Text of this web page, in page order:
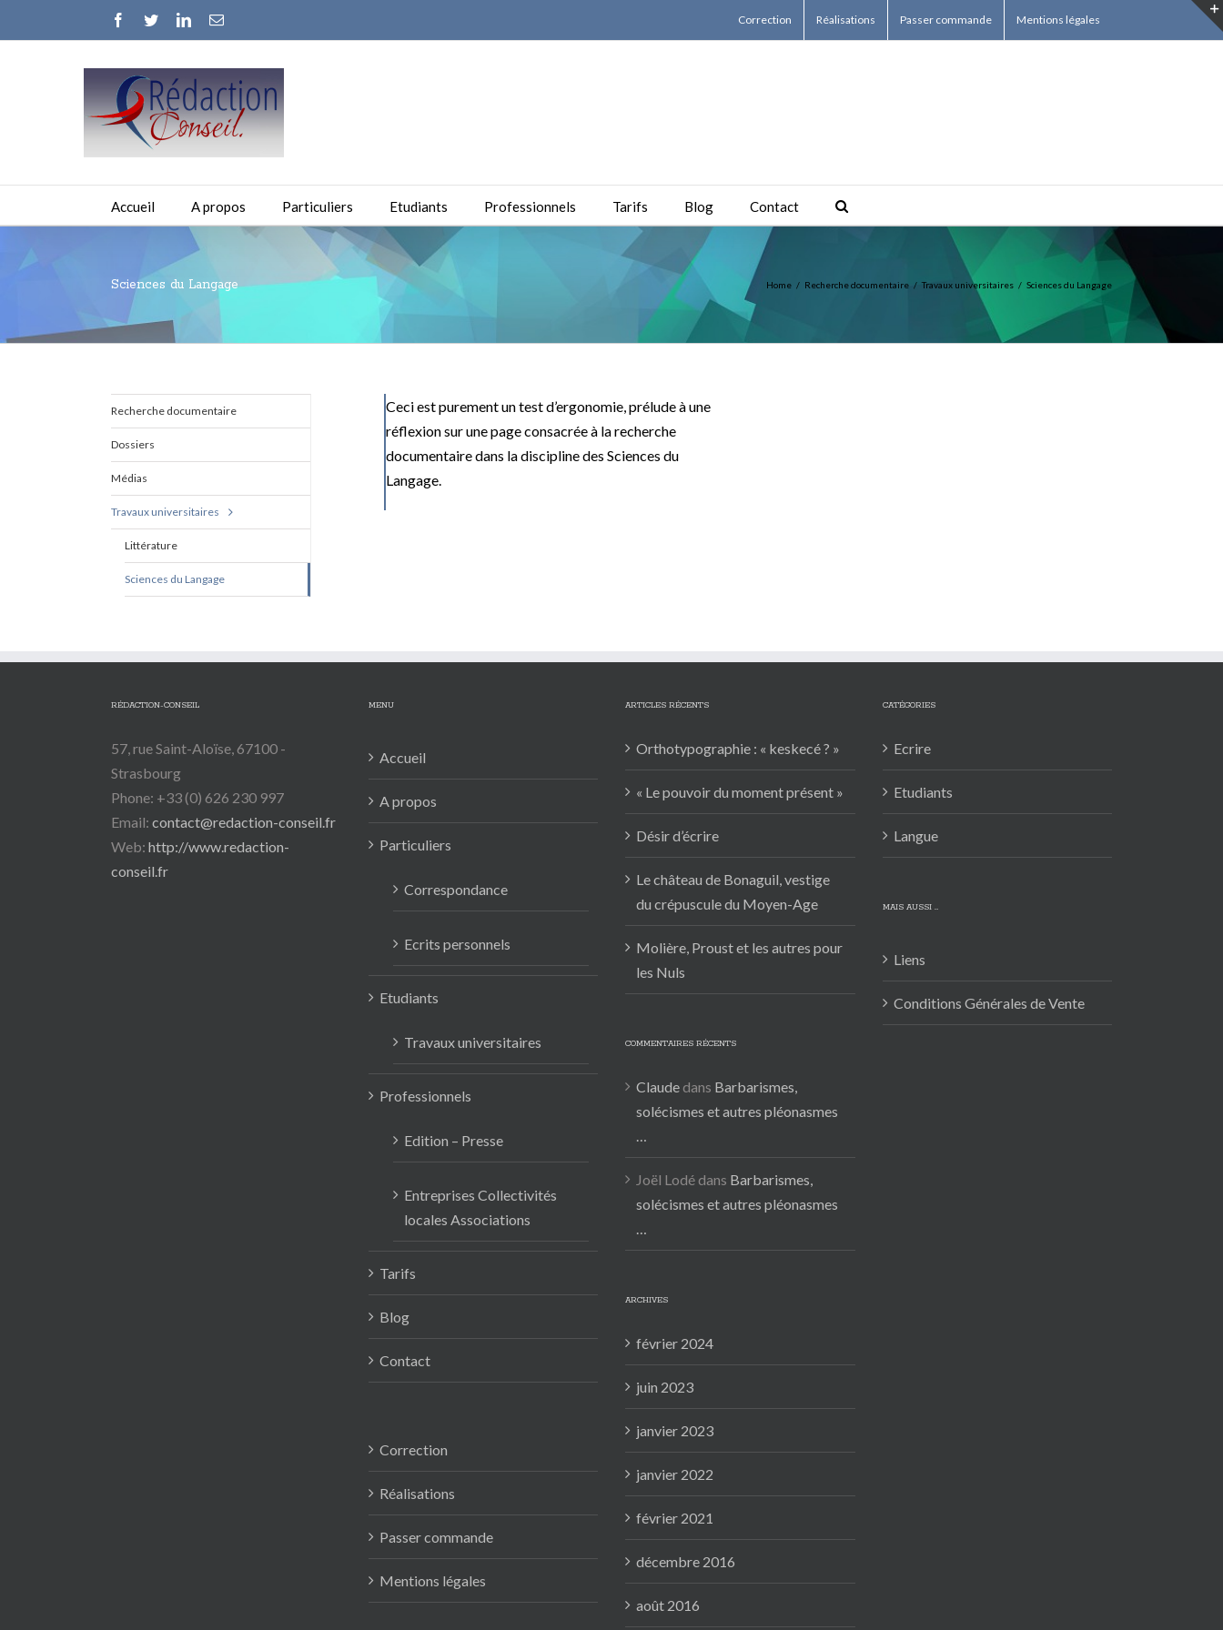
Facebook
TwitterLinkedinEmail Correction Réalisations Passer commande Mentions légales
Accueil A propos Particuliers Etudiants Professionnels Tarifs Blog Contact
Sciences du Langage Home / Recherche documentaire / Travaux universitaires / Sciences du Langage
Ceci est purement un test d’ergonomie, prélude à une
réflexion sur une page consacrée à la recherche
documentaire dans la discipline des Sciences du
Langage.
Recherche documentaire
Dossiers
Médias
Travaux universitaires
Littérature
Sciences du Langage
RÉDACTION-CONSEIL
57, rue Saint-Aloïse, 67100 -
Strasbourg
Phone: +33 (0) 626 230 997
Email: contact@redaction-conseil.fr
Web: http://www.redaction-
conseil.fr
MENU
Accueil
A propos
Particuliers
Correspondance
Ecrits personnels
Etudiants
Travaux universitaires
Professionnels
Edition – Presse
Entreprises Collectivités
locales Associations
Tarifs
Blog
Contact
Correction
Réalisations
Passer commande
Mentions légales
ARTICLES RÉCENTS
Orthotypographie : « keskecé ? »
« Le pouvoir du moment présent »
Désir d’écrire
Le château de Bonaguil, vestige
du crépuscule du Moyen-Age
Molière, Proust et les autres pour
les Nuls
COMMENTAIRES RÉCENTS
Claude dans Barbarismes,
solécismes et autres pléonasmes
…
Joël Lodé dans Barbarismes,
solécismes et autres pléonasmes
…
ARCHIVES
février 2024
juin 2023
janvier 2023
janvier 2022
février 2021
décembre 2016
août 2016
CATÉGORIES
Ecrire
Etudiants
Langue
MAIS AUSSI …
Liens
Conditions Générales de Vente